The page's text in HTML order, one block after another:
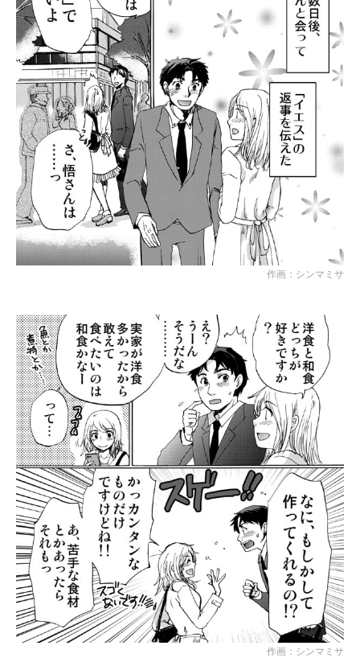
作画：シンマミサ
作画：シンマミサ